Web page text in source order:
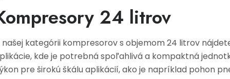
24 litrov
našej kategórii kompresorov s objemom 24 litrov
kde je potrebná spoľahlivá a kompaktná
pre širokú škálu aplikácií, ako je napríklad pohon